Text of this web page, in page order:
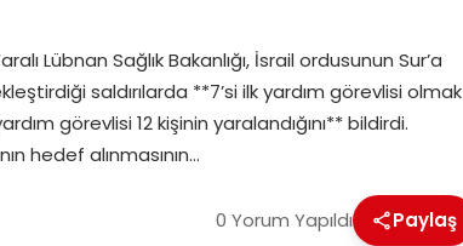
Lübnan Sağlık Bakanlığı, İsrail ordusunun Sur’a
saldırılarda **7’si ilk yardım görevlisi olmak
görevlisi 12 kişinin yaralandığını** bildirdi.
hedef alınmasının…
0 Yorum Yapıldı Paylaş